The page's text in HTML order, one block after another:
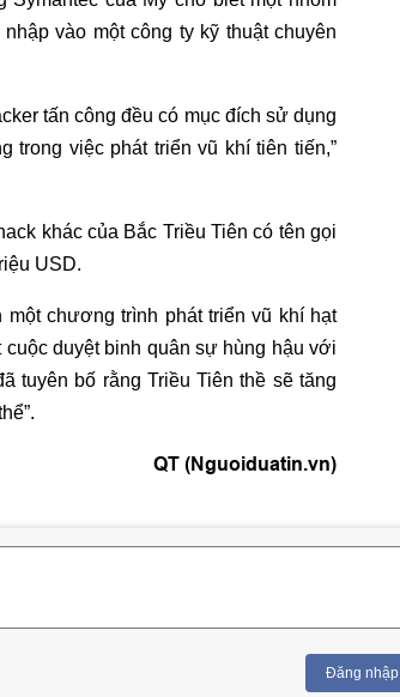
vào một công ty kỹ thuật chuyên
tấn công đều có mục đích sử dụng
trong việc phát triển vũ khí tiên tiến,”
khác của Bắc Triều Tiên có tên gọi
USD.
chương trình phát triển vũ khí hạt
duyệt binh quân sự hùng hậu với
tuyên bố rằng Triều Tiên thề sẽ tăng
QT (Nguoiduatin.vn)
Đăng nhập